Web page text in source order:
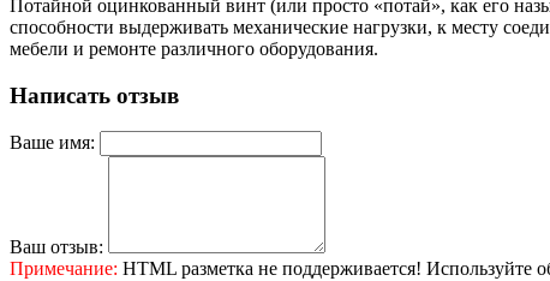
Потайной оцинкованный винт (или просто «потай», как его
способности выдерживать механические нагрузки, к месту
мебели и ремонте различного оборудования.
Написать отзыв
Ваше имя:
Ваш отзыв:
Примечание: HTML разметка не поддерживается! Используйте